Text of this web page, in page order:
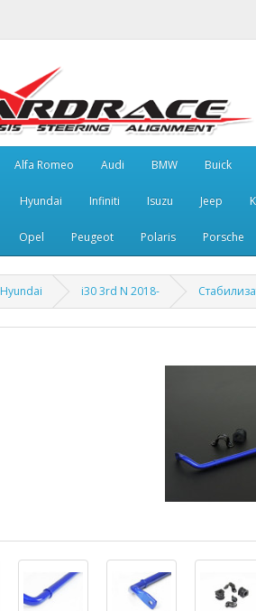
Alfa Romeo Audi BMW Buick
Hyundai Infiniti Isuzu Jeep
Opel Peugeot Polaris Porsche
Hyundai i30 3rd N 2018-